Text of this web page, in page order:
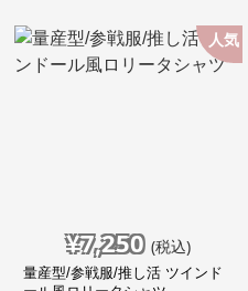
人気
¥7,250 (税込)
量産型/参戦服/推し活 ツインド